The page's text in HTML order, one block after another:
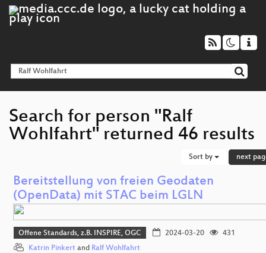
Search for person "Ralf
Wohlfahrt" returned 46 results
Sort by next
Bereitstellung von freien Geodaten
(OpenData) mit STAC beim LGLN
Offene Standards, z.B. INSPIRE, OGC 2024-03-20
431
Katrin Pinkert and Ralf Wohlfahrt